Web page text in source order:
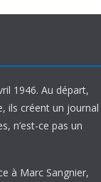
1946. Au départ,
ils créent un journal
n’est-ce pas un
à Marc Sangnier,